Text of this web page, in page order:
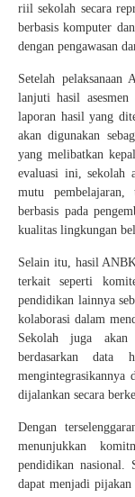
riil sekolah secara
berbasis komputer
dengan pengawasan
Setelah
lanjuti hasil asesmen
laporan hasil yang
akan digunakan
yang melibatkan
evaluasi ini, sekolah
mutu pembelajaran,
berbasis pada
kualitas lingkungan
Selain itu, hasil
terkait seperti
pendidikan lainnya
kolaborasi dalam
Sekolah juga
berdasarkan data
mengintegrasikannya
dijalankan secara
Dengan
menunjukkan
pendidikan nasional.
dapat menjadi